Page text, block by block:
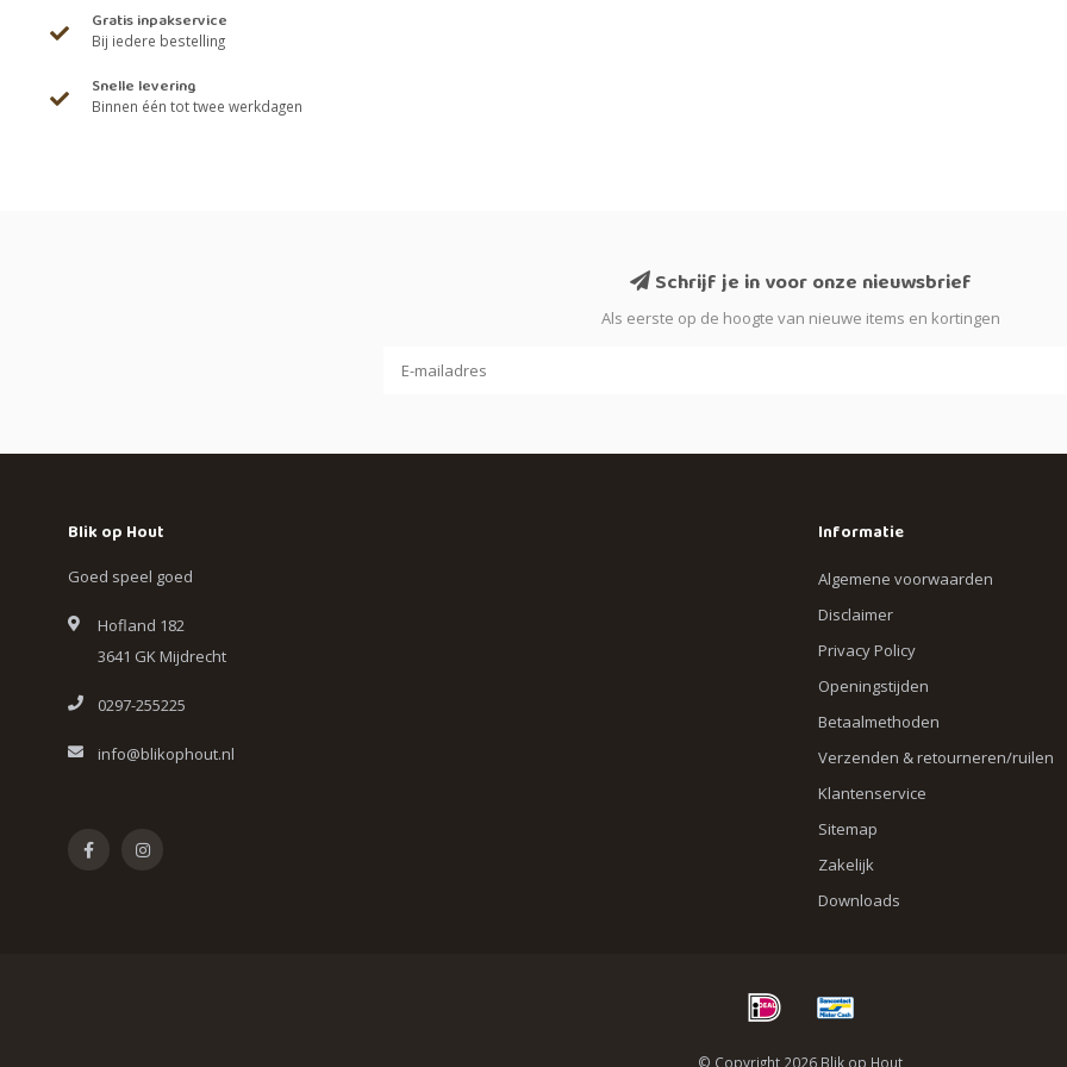
Gratis inpakservice
Bij iedere bestelling
Snelle levering
Binnen één tot twee werkdagen
Schrijf je in voor onze nieuwsbrief
Als eerste op de hoogte van nieuwe items en kortingen
Blik op Hout
Goed speel goed
Hofland 182
3641 GK Mijdrecht
0297-255225
info@blikophout.nl
Informatie
Algemene voorwaarden
Disclaimer
Privacy Policy
Openingstijden
Betaalmethoden
Verzenden & retourneren/ruilen
Klantenservice
Sitemap
Zakelijk
Downloads
© Copyright 2026 Blik op Hout